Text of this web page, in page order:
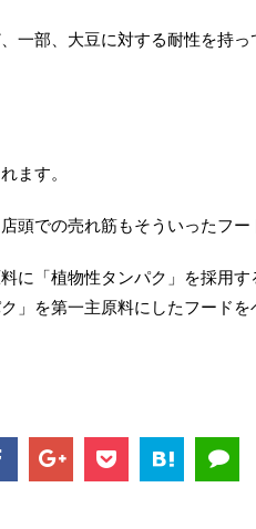
一部、大豆に対する耐性を持
ます。
での売れ筋もそういったフー
に「植物性タンパク」を採用
」を第一主原料にしたフード